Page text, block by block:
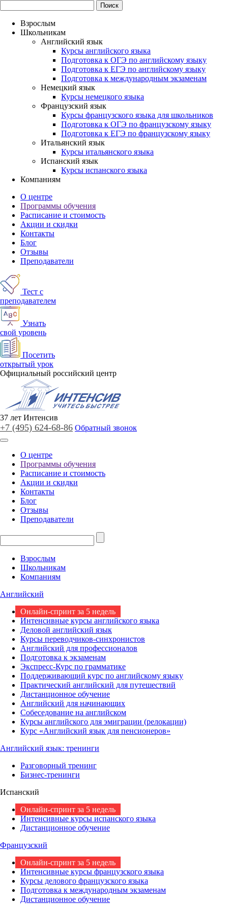
Взрослым
Школьникам
Английский язык
Курсы английского языка
Подготовка к ОГЭ по английскому языку
Подготовка к ЕГЭ по английскому языку
Подготовка к международным экзаменам
Немецкий язык
Курсы немецкого языка
Французский язык
Курсы французского языка для школьников
Подготовка к ОГЭ по французскому языку
Подготовка к ЕГЭ по французскому языку
Итальянский язык
Курсы итальянского языка
Испанский язык
Курсы испанского языка
Компаниям
О центре
Программы обучения
Расписание и стоимость
Акции и скидки
Контакты
Блог
Отзывы
Преподаватели
Тест с
преподавателем
Узнать
свой уровень
Посетить
открытый урок
Официальный российский центр
37 лет Интенсив
+7 (495) 624-68-86 Обратный звонок
О центре
Программы обучения
Расписание и стоимость
Акции и скидки
Контакты
Блог
Отзывы
Преподаватели
Взрослым
Школьникам
Компаниям
Английский
Онлайн-спринт за 5 недель
Интенсивные курсы английского языка
Деловой английский язык
Курсы переводчиков-синхронистов
Английский для профессионалов
Подготовка к экзаменам
Экспресс-Курс по грамматике
Поддерживающий курс по английскому языку
Практический английский для путешествий
Дистанционное обучение
Английский для начинающих
Собеседование на английском
Курсы английского для эмиграции (релокации)
Курс «Английский язык для пенсионеров»
Английский язык: тренинги
Разговорный тренинг
Бизнес-тренинги
Испанский
Онлайн-спринт за 5 недель
Интенсивные курсы испанского языка
Дистанционное обучение
Французский
Онлайн-спринт за 5 недель
Интенсивные курсы французского языка
Курсы делового французского языка
Подготовка к международным экзаменам
Дистанционное обучение